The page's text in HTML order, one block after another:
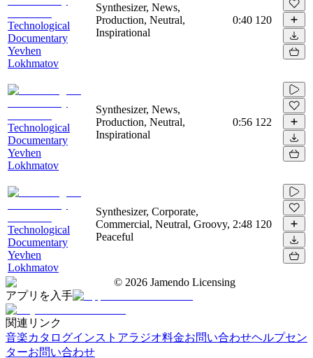
Technological
Documentary
Yevhen
Lokhmatov
Synthesizer, News,
Production, Neutral,
Inspirational
0:40 120
Technological
Documentary
Yevhen
Lokhmatov
Synthesizer, News,
Production, Neutral,
Inspirational
0:56 122
Technological
Documentary
Yevhen
Lokhmatov
Synthesizer, Corporate,
Commercial, Neutral, Groovy,
Peaceful
2:48 120
© 2026 Jamendo Licensing
アプリを入手
関連リンク
音楽カタログインストアラジオ料金お問い合わせヘルプセン
ターお問い合わせ